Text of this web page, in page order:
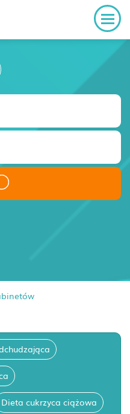
Dieta cukrzyca ciążowa